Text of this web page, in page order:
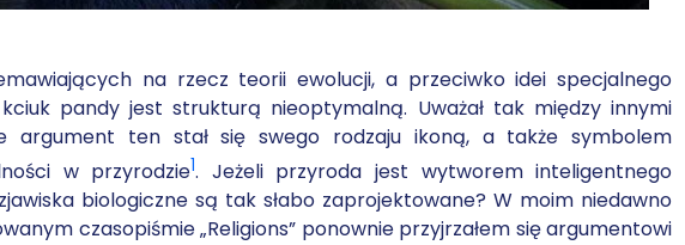
na rzecz teorii ewolucji, a przeciwko idei specjalnego
pandy jest strukturą nieoptymalną. Uważał tak między innymi
argument ten stał się swego rodzaju ikoną, a także symbolem
w przyrodzie1. Jeżeli przyroda jest wytworem inteligentnego
biologiczne są tak słabo zaprojektowane? W moim niedawno
czasopiśmie „Religions” ponownie przyjrzałem się argumentowi